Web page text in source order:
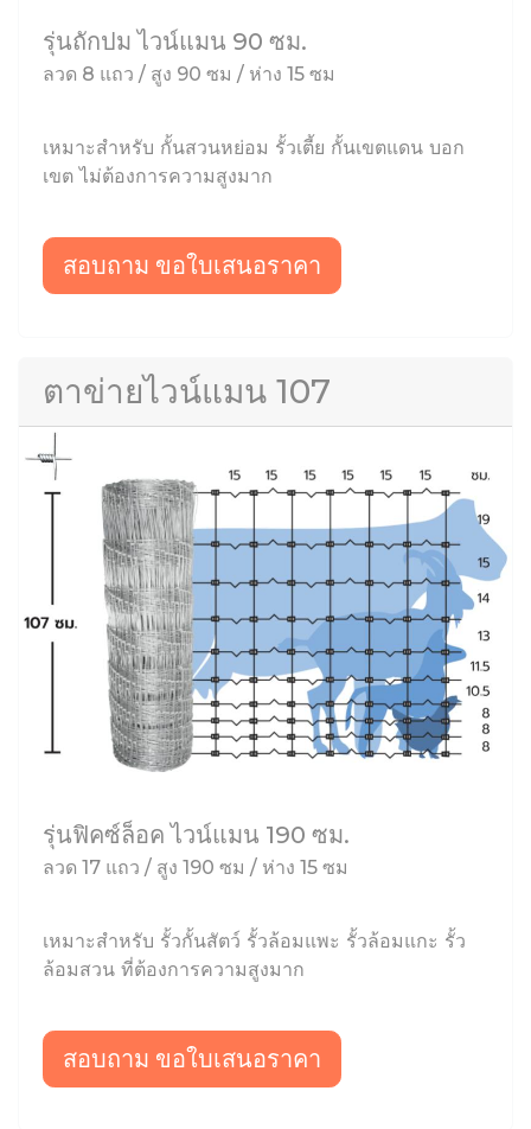
รุ่นถักปม ไวน์แมน 90 ซม.
ลวด 8 แถว / สูง 90 ซม / ห่าง 15 ซม
เหมาะสำหรับ กั้นสวนหย่อม รั้วเตี้ย กั้นเขตแดน บอก
เขต ไม่ต้องการความสูงมาก
สอบถาม ขอใบเสนอราคา
ตาข่ายไวน์แมน 107
รุ่นฟิคซ์ล็อค ไวน์แมน 190 ซม.
ลวด 17 แถว / สูง 190 ซม / ห่าง 15 ซม
เหมาะสำหรับ รั้วกั้นสัตว์ รั้วล้อมแพะ รั้วล้อมแกะ รั้ว
ล้อมสวน ที่ต้องการความสูงมาก
สอบถาม ขอใบเสนอราคา